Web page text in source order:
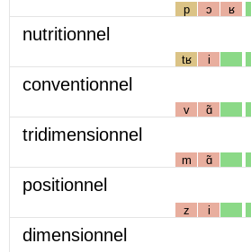
p ɔ ʁ
nutritionnel
tʁ i
conventionnel
v ɑ̃
tridimensionnel
m ɑ̃
positionnel
z i
dimensionnel